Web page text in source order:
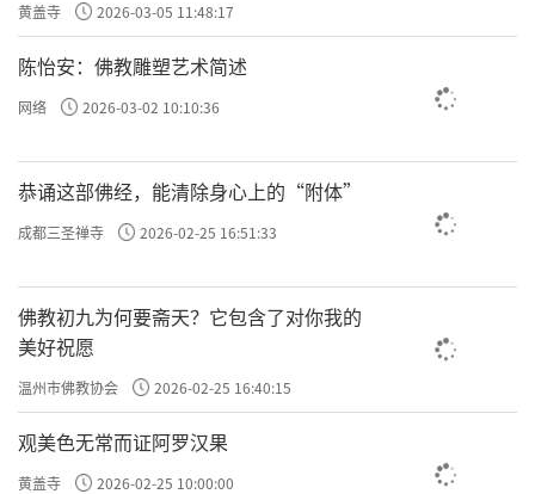
黄盖寺 2026-03-05 11:48:17
陈怡安：佛教雕塑艺术简述
网络 2026-03-02 10:10:36
恭诵这部佛经，能清除身心上的“附体”
成都三圣禅寺 2026-02-25 16:51:33
佛教初九为何要斋天？它包含了对你我的
美好祝愿
温州市佛教协会 2026-02-25 16:40:15
观美色无常而证阿罗汉果
黄盖寺 2026-02-25 10:00:00